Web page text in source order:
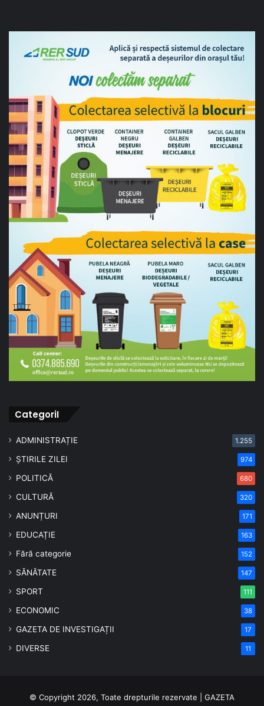
CategoriI
ADMINISTRAȚIE 1.255
ȘTIRILE ZILEI 974
POLITICĂ 680
CULTURĂ 320
ANUNȚURI 171
EDUCAȚIE 163
Fără categorie 152
SĂNĂTATE 147
SPORT 111
ECONOMIC 38
GAZETA DE INVESTIGAȚII 17
DIVERSE 11
© Copyright 2026, Toate drepturile rezervate | GAZETA